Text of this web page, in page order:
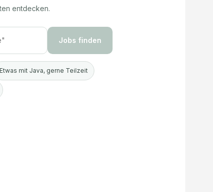
entdecken.
Jobs finden
Etwas mit Java, gerne Teilzeit